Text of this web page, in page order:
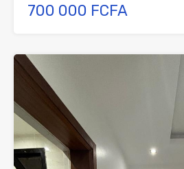
700 000 FCFA